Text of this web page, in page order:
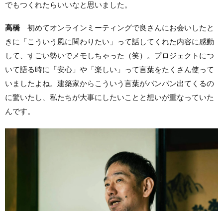
でもつくれたらいいなと思いました。
高橋 初めてオンラインミーティングで良さんにお会いしたと
きに「こういう風に関わりたい」って話してくれた内容に感動
して、すごい勢いでメモしちゃった（笑）。プロジェクトにつ
いて語る時に「安心」や「楽しい」って言葉をたくさん使って
いましたよね。建築家からこういう言葉がバンバン出てくるの
に驚いたし、私たちが大事にしたいことと想いが重なっていた
んです。